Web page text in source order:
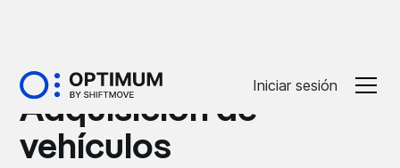
Iniciar sesión
Adquisición de
vehículos